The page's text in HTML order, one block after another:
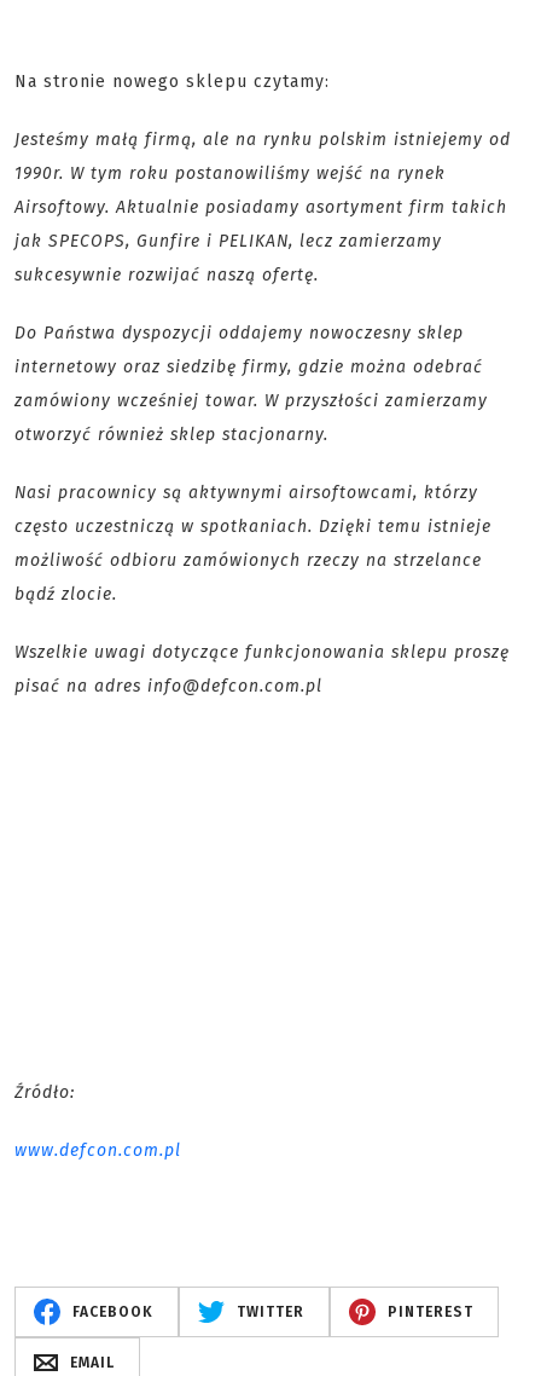
Na stronie nowego sklepu czytamy:
Jesteśmy małą firmą, ale na rynku polskim istniejemy od
1990r. W tym roku postanowiliśmy wejść na rynek
Airsoftowy. Aktualnie posiadamy asortyment firm takich
jak SPECOPS, Gunfire i PELIKAN, lecz zamierzamy
sukcesywnie rozwijać naszą ofertę.
Do Państwa dyspozycji oddajemy nowoczesny sklep
internetowy oraz siedzibę firmy, gdzie można odebrać
zamówiony wcześniej towar. W przyszłości zamierzamy
otworzyć również sklep stacjonarny.
Nasi pracownicy są aktywnymi airsoftowcami, którzy
często uczestniczą w spotkaniach. Dzięki temu istnieje
możliwość odbioru zamówionych rzeczy na strzelance
bądź zlocie.
Wszelkie uwagi dotyczące funkcjonowania sklepu proszę
pisać na adres info@defcon.com.pl
Źródło:
www.defcon.com.pl
FACEBOOK TWITTER PINTEREST
EMAIL